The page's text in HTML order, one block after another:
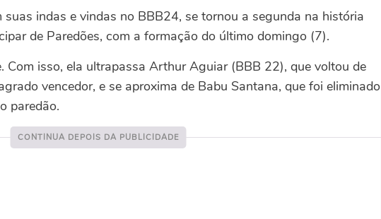
suas indas e vindas no BBB24, se tornou a segunda na história
de Paredões, com a formação do último domingo (7).
Com isso, ela ultrapassa Arthur Aguiar (BBB 22), que voltou de
vencedor, e se aproxima de Babu Santana, que foi eliminado
paredão.